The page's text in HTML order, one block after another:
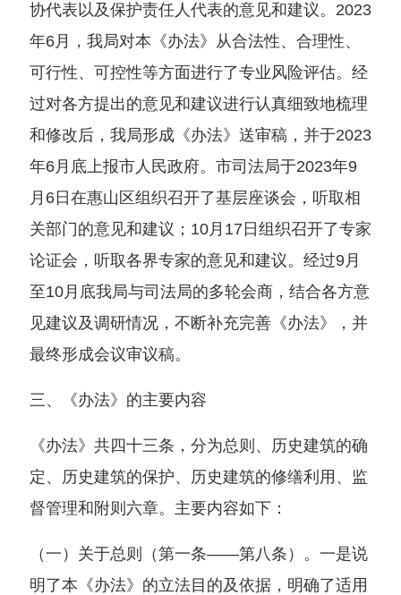
协代表以及保护责任人代表的意见和建议。2023
年6月，我局对本《办法》从合法性、合理性、
可行性、可控性等方面进行了专业风险评估。经
过对各方提出的意见和建议进行认真细致地梳理
和修改后，我局形成《办法》送审稿，并于2023
年6月底上报市人民政府。市司法局于2023年9
月6日在惠山区组织召开了基层座谈会，听取相
关部门的意见和建议；10月17日组织召开了专家
论证会，听取各界专家的意见和建议。经过9月
至10月底我局与司法局的多轮会商，结合各方意
见建议及调研情况，不断补充完善《办法》，并
最终形成会议审议稿。
三、《办法》的主要内容
《办法》共四十三条，分为总则、历史建筑的确
定、历史建筑的保护、历史建筑的修缮利用、监
督管理和附则六章。主要内容如下：
（一）关于总则（第一条——第八条）。一是说
明了本《办法》的立法目的及依据，明确了适用